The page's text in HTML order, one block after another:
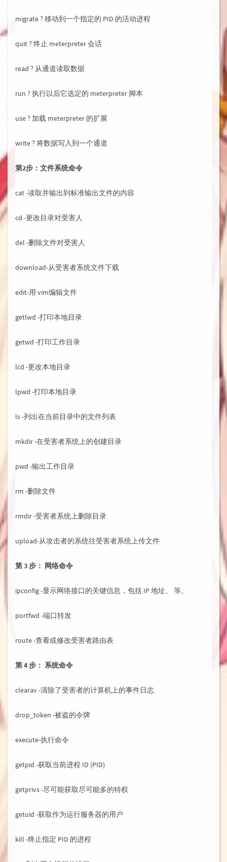
migrate ? 移动到一个指定的 PID 的活动进程
quit ? 终止 meterpreter 会话
read ? 从通道读取数据
run ? 执行以后它选定的 meterpreter 脚本
use ? 加载 meterpreter 的扩展
write ? 将数据写入到一个通道
第2步：文件系统命令
cat -读取并输出到标准输出文件的内容
cd -更改目录对受害人
del -删除文件对受害人
download-从受害者系统文件下载
edit-用 vim编辑文件
getlwd -打印本地目录
getwd -打印工作目录
lcd -更改本地目录
lpwd -打印本地目录
ls -列出在当前目录中的文件列表
mkdir -在受害者系统上的创建目录
pwd -输出工作目录
rm -删除文件
rmdir -受害者系统上删除目录
upload-从攻击者的系统往受害者系统上传文件
第 3 步： 网络命令
ipconfig -显示网络接口的关键信息，包括 IP 地址、 等。
portfwd -端口转发
route -查看或修改受害者路由表
第 4 步： 系统命令
clearav -清除了受害者的计算机上的事件日志
drop_token -被盗的令牌
execute-执行命令
getpid -获取当前进程 ID (PID)
getprivs -尽可能获取尽可能多的特权
getuid -获取作为运行服务器的用户
kill -终止指定 PID 的进程